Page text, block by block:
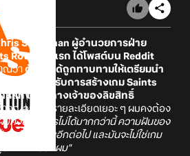
Stockman ผู้อำนวยการฝ่าย
Row ภาคแรก ได้โพสต์บน Reddit
ณว่า ตัวเขาได้ถูกทาบทามให้เตรียมนำ
อไอเดียสำหรับการสร้างเกม Saints
หลัก ให้กับทางเจ้าของลิขสิทธิ์
คุณอยากรู้รายละเอียดเยอะ ๆ ผมคงต้อง
มคงบอกอะไรไม่ได้มากกว่านี้ ความฝันของ
นแค่ความฝันอีกต่อไป และมันจะไม่ใช่เกม
รากเหง้าของผม"